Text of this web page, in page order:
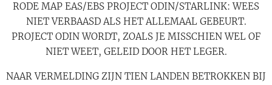
RODE MAP EAS/EBS PROJECT ODIN/STARLINK: WEES
NIET VERBAASD ALS HET ALLEMAAL GEBEURT.
PROJECT ODIN WORDT, ZOALS JE MISSCHIEN WEL OF
NIET WEET, GELEID DOOR HET LEGER.
NAAR VERMELDING ZIJN TIEN LANDEN BETROKKEN BIJ